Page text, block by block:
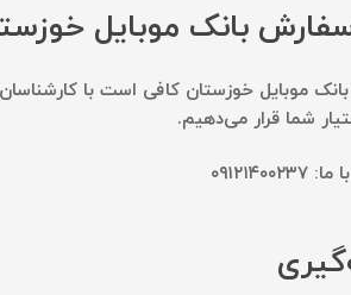
بانک موبایل
بانک موبایل خوزستان کافی است با
شما قرار می‌دهیم.